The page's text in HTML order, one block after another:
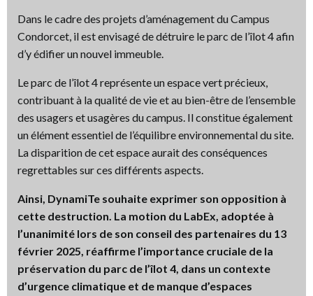
Dans le cadre des projets d’aménagement du Campus
Condorcet, il est envisagé de détruire le parc de l’îlot 4 afin
d’y édifier un nouvel immeuble.
Le parc de l’îlot 4 représente un espace vert précieux,
contribuant à la qualité de vie et au bien-être de l’ensemble
des usagers et usagères du campus. Il constitue également
un élément essentiel de l’équilibre environnemental du site.
La disparition de cet espace aurait des conséquences
regrettables sur ces différents aspects.
Ainsi, DynamiTe souhaite exprimer son opposition à
cette destruction. La motion du LabEx, adoptée à
l’unanimité lors de son conseil des partenaires du 13
février 2025, réaffirme l’importance cruciale de la
préservation du parc de l’îlot 4, dans un contexte
d’urgence climatique et de manque d’espaces